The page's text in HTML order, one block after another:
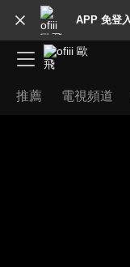
APP 免登
推薦 電視頻道